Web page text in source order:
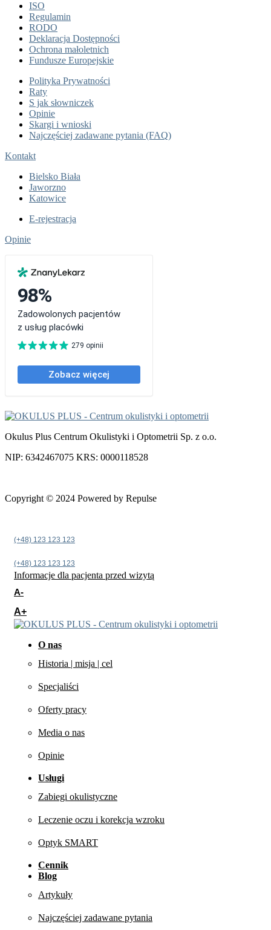
ISO
Regulamin
RODO
Deklaracja Dostępności
Ochrona małoletnich
Fundusze Europejskie
Polityka Prywatności
Raty
S jak słowniczek
Opinie
Skargi i wnioski
Najczęściej zadawane pytania (FAQ)
Kontakt
Bielsko Biała
Jaworzno
Katowice
E-rejestracja
Opinie
Okulus Plus Centrum Okulistyki i Optometrii Sp. z o.o.
NIP: 6342467075 KRS: 0000118528
Copyright © 2024 Powered by Repulse
(+48) 123 123 123
(+48) 123 123 123
Informacje dla pacjenta przed wizytą
A-
A+
O nas
Historia | misja | cel
Specjaliści
Oferty pracy
Media o nas
Opinie
Usługi
Zabiegi okulistyczne
Leczenie oczu i korekcja wzroku
Optyk SMART
Cennik
Blog
Artykuły
Najczęściej zadawane pytania